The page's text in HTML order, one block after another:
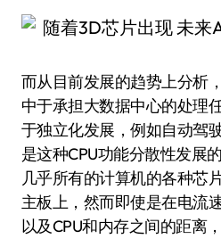
而从目前发展的趋势上分析
中于承担大数据中心的处理
于独立化发展，例如自动驾
是这种CPU功能分散性发展
几乎所有的计算机的各种芯
主板上，然而即使是在电流
以及CPU和内存之间的距离